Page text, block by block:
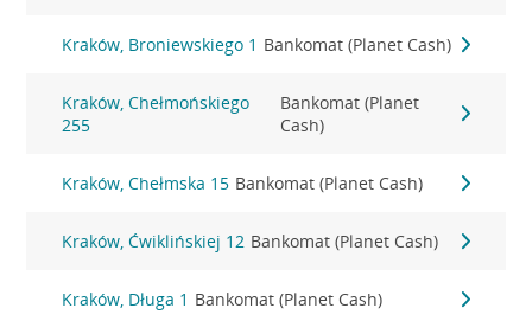
Kraków, Broniewskiego 1 Bankomat (Planet Cash)
Kraków, Chełmońskiego
255
Bankomat (Planet
Cash)
Kraków, Chełmska 15 Bankomat (Planet Cash)
Kraków, Ćwiklińskiej 12 Bankomat (Planet Cash)
Kraków, Długa 1 Bankomat (Planet Cash)